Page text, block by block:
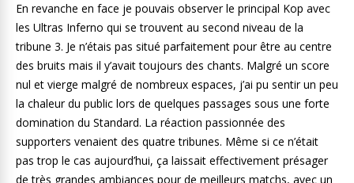
En revanche en face je pouvais observer le principal Kop avec
les Ultras Inferno qui se trouvent au second niveau de la
tribune 3. Je n’étais pas situé parfaitement pour être au centre
des bruits mais il y’avait toujours des chants. Malgré un score
nul et vierge malgré de nombreux espaces, j’ai pu sentir un peu
la chaleur du public lors de quelques passages sous une forte
domination du Standard. La réaction passionnée des
supporters venaient des quatre tribunes. Même si ce n’était
pas trop le cas aujourd’hui, ça laissait effectivement présager
de très grandes ambiances pour de meilleurs matchs, avec un